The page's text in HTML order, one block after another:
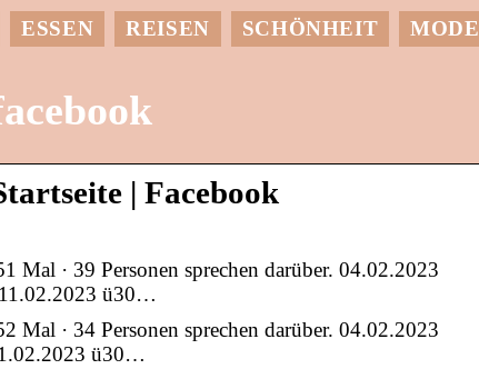
ESSEN REISEN SCHÖNHEIT MODE
| Facebook
Mal · 39 Personen sprechen darüber. 04.02.2023
ü30…
Mal · 34 Personen sprechen darüber. 04.02.2023
ü30…